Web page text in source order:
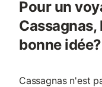
Pour un
bonne idée?
Cassagnas n'est